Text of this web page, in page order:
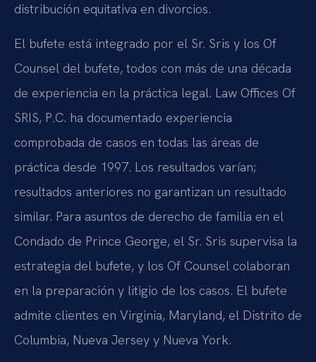
distribución equitativa en divorcios.
El bufete está integrado por el Sr. Sris y los Of
Counsel del bufete, todos con más de una década
de experiencia en la práctica legal. Law Offices Of
SRIS, P.C. ha documentado experiencia
comprobada de casos en todas las áreas de
práctica desde 1997. Los resultados varían;
resultados anteriores no garantizan un resultado
similar. Para asuntos de derecho de familia en el
Condado de Prince George, el Sr. Sris supervisa la
estrategia del bufete, y los Of Counsel colaboran
en la preparación y litigio de los casos. El bufete
admite clientes en Virginia, Maryland, el Distrito de
Columbia, Nueva Jersey y Nueva York.